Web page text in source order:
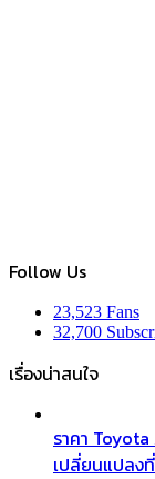
Follow Us
23,523 Fans
32,700
เรื่องน่าสนใจ
ราคา
เปลี่ยนแปลง